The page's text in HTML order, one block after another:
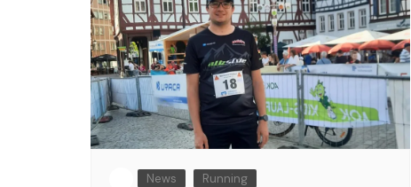
News Running